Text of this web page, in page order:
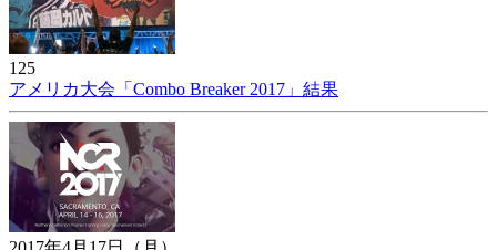
125
アメリカ大会「Combo Breaker 2017」結果